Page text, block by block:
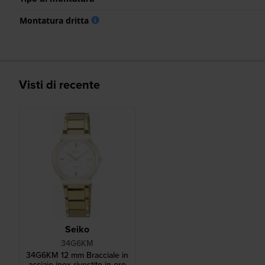
Montatura dritta
Visti di recente
Seiko
34G6KM
34G6KM 12 mm Bracciale in